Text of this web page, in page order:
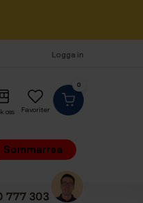
Logga in
0
Favoriter
oss
Sommarrea
777 303